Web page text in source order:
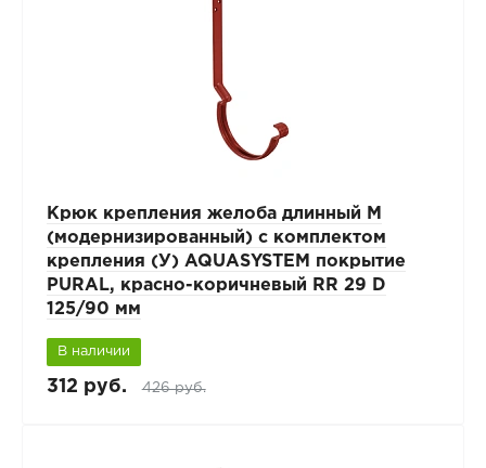
Крюк крепления желоба длинный М
(модернизированный) с комплектом
крепления (У) AQUASYSTEM покрытие
PURAL, красно-коричневый RR 29 D
125/90 мм
В наличии
312 руб. 426 руб.